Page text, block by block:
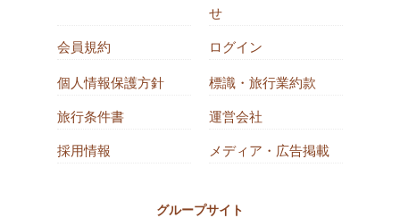
せ
会員規約 ログイン
個人情報保護方針 標識・旅行業約款
旅行条件書 運営会社
採用情報 メディア・広告掲載
グループサイト